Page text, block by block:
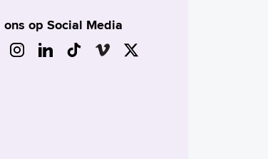
ons op Social Media